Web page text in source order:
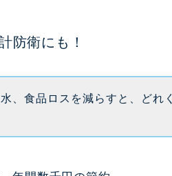
防衛にも！
、食品ロスを減らすと、どれ